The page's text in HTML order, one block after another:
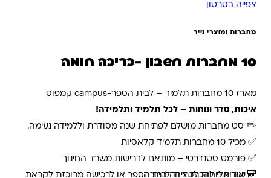
צפייה בסרטון
מחברות ומוצרי נייר
10 מחברות חשבון -כריכה חומה
מארז 10 מחברות תלמיד – לבית הספר-campus קמפוס
איכות, סדר ונוחות – לכל תלמיד ותלמידה!
✏️ סט מחברות מושלם לפתיחת שנה מסודרת וללמידה נעימה.
✅ מכיל 10 מחברות תלמיד קלאסיות
✅ פורמט סטנדרטי – מותאם לדרישות משרד החינוך
✅ שורות נוחות לכתיבה ברורה
🎒 אידיאלי להכנת ציוד לבית הספר או לרכישה מרוכזת לקראת